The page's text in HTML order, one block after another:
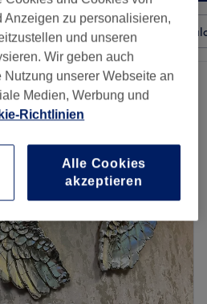
Preis Besonderheiten
termine in Frankenthal
Anzeigen zu personalisieren,
und unseren
Wir geben auch
Nutzung unserer Webseite an
Medien, Werbung und
Richtlinien
Alle Cookies
akzeptieren